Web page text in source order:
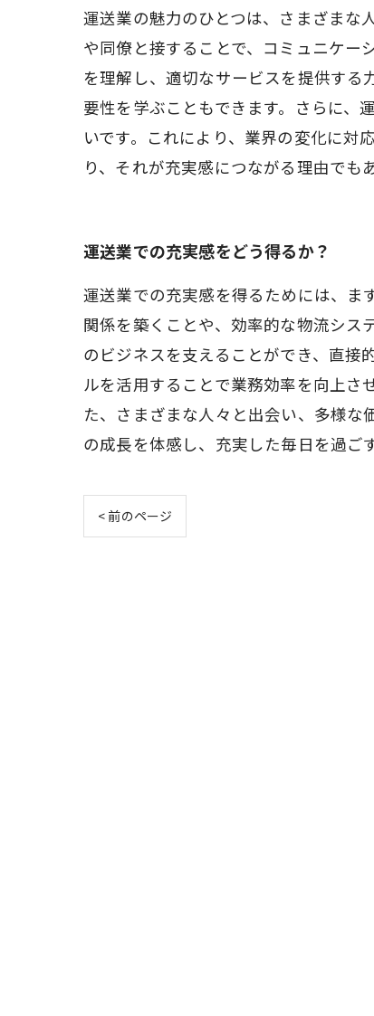
運送業の魅力のひとつは、さまざまな
や同僚と接することで、コミュニケー
を理解し、適切なサービスを提供する
要性を学ぶこともできます。さらに、
いです。これにより、業界の変化に対
り、それが充実感につながる理由でも
運送業での充実感をどう得るか？
運送業での充実感を得るためには、ま
関係を築くことや、効率的な物流シス
のビジネスを支えることができ、直接
ルを活用することで業務効率を向上
た、さまざまな人々と出会い、多様な
の成長を体感し、充実した毎日を過ご
< 前のページ